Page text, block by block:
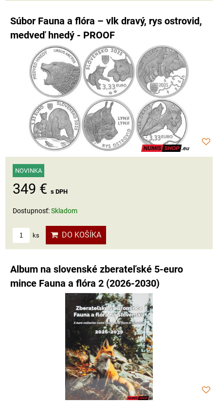
Súbor Fauna a flóra – vlk dravý, rys ostrovid,
medveď hnedý - PROOF
NOVINKA
349 € s DPH
Dostupnosť:Skladom
ks DO KOŠÍKA
Album na slovenské zberateľské 5-euro
mince Fauna a flóra 2 (2026-2030)